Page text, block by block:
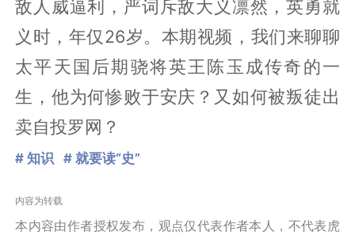
敌人威逼利，严词斥敌大义凛然，英勇就
义时，年仅26岁。本期视频，我们来聊聊
太平天国后期骁将英王陈玉成传奇的一
生，他为何惨败于安庆？又如何被叛徒出
卖自投罗网？
# 知识 # 就要读“史”
内容为转载
本内容由作者授权发布，观点仅代表作者本人，不代表虎